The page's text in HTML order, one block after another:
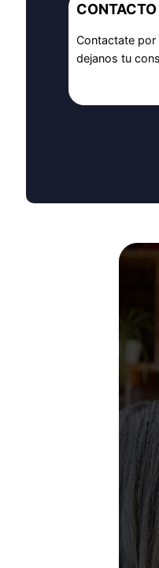
CONTACTO
Contactate
dejanos tu